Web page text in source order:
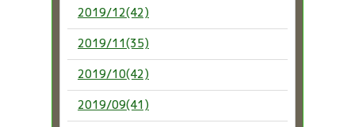
2019/12(42)
2019/11(35)
2019/10(42)
2019/09(41)